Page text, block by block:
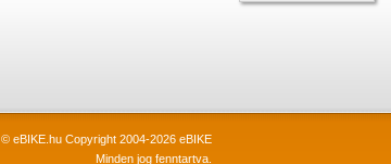
© eBIKE.hu Copyright 2004-2026 eBIKE
Minden jog fenntartva.